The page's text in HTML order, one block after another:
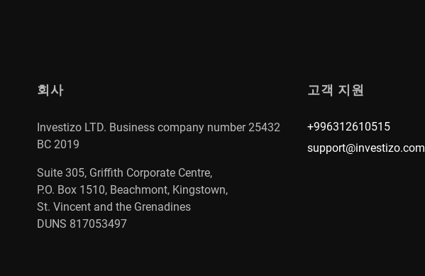
회사
Investizo LTD. Business company number 25432
BC 2019
Suite 305, Griffith Corporate Centre,
P.O. Box 1510, Beachmont, Kingstown,
St. Vincent and the Grenadines
DUNS 817053497
고객 지원
+996312610515
support@investizo.com